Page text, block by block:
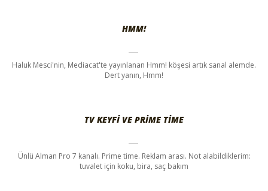
HMM!
Haluk Mesci'nin, Mediacat'te yayınlanan Hmm! köşesi artık sanal alemde.
Dert yanın, Hmm!
TV KEYFI VE PRIME TIME
Ünlü Alman Pro 7 kanalı. Prime time. Reklam arası. Not alabildiklerim:
tuvalet için koku, bira, saç bakım